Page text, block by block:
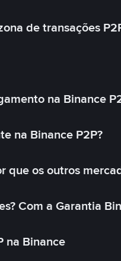
de transações
na Binance
na Binance P2P?
que os outros
Com a Garantia
na Binance